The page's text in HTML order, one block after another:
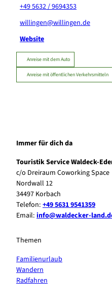
+49 5632 / 9694353
willingen@willingen.de
Website
Anreise mit dem Auto
Anreise mit öffentlichen Verkehrsmitteln
Immer für dich da
Touristik Service Waldeck-
c/o Dreiraum Coworking Space
Nordwall 12
34497 Korbach
Telefon: +49 5631 9541359
Email: info@waldecker-
Themen
Familienurlaub
Wandern
Radfahren